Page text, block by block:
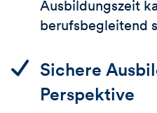
Ausbildungszeit
berufsbegleitend
Sichere
Perspektive